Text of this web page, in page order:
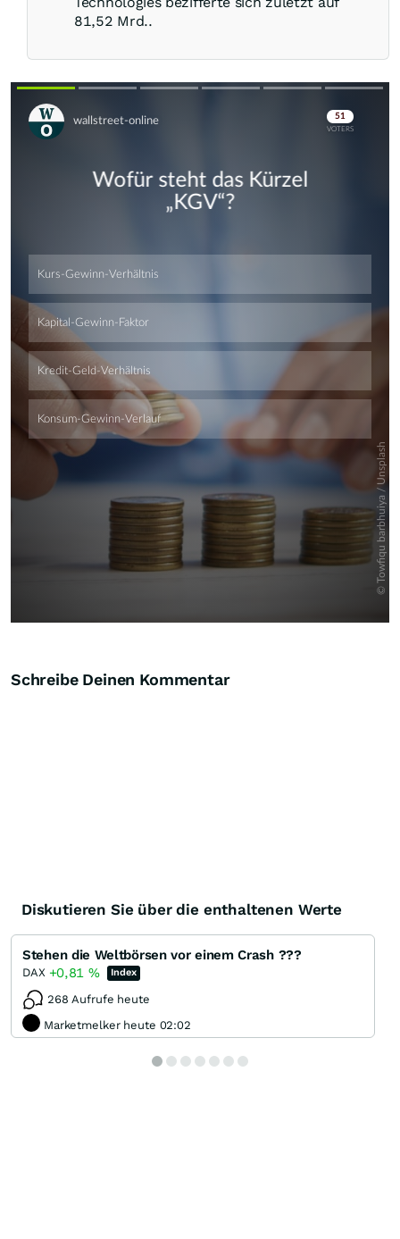
81,52 Mrd..
Skip
Skip
Schreibe Deinen Kommentar
Diskutieren Sie über die enthaltenen Werte
Stehen die Weltbörsen vor einem Crash ???
DAX +0,81 % Index
268 Aufrufe heute
Marketmelker heute 02:02